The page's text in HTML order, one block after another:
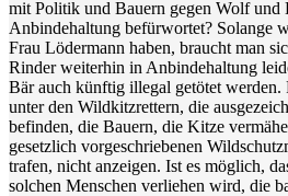
mit Politik und Bauern gegen Wolf und
Anbindehaltung befürwortet? Solange
Frau Lödermann haben, braucht man
Rinder weiterhin in Anbindehaltung
Bär auch künftig illegal getötet werden.
unter den Wildkitzrettern, die
befinden, die Bauern, die Kitze
gesetzlich vorgeschriebenen
trafen, nicht anzeigen. Ist es möglich,
solchen Menschen verliehen wird, die